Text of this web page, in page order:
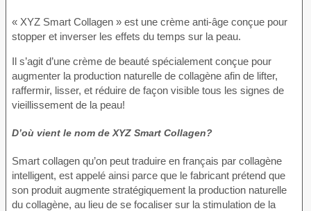
« XYZ Smart Collagen » est une crème anti-âge conçue pour
stopper et inverser les effets du temps sur la peau.
Il s’agit d’une crème de beauté spécialement conçue pour
augmenter la production naturelle de collagène afin de lifter,
raffermir, lisser, et réduire de façon visible tous les signes de
vieillissement de la peau!
D’où vient le nom de XYZ Smart Collagen?
Smart collagen qu’on peut traduire en français par collagène
intelligent, est appelé ainsi parce que le fabricant prétend que
son produit augmente stratégiquement la production naturelle
du collagène, au lieu de se focaliser sur la stimulation de la